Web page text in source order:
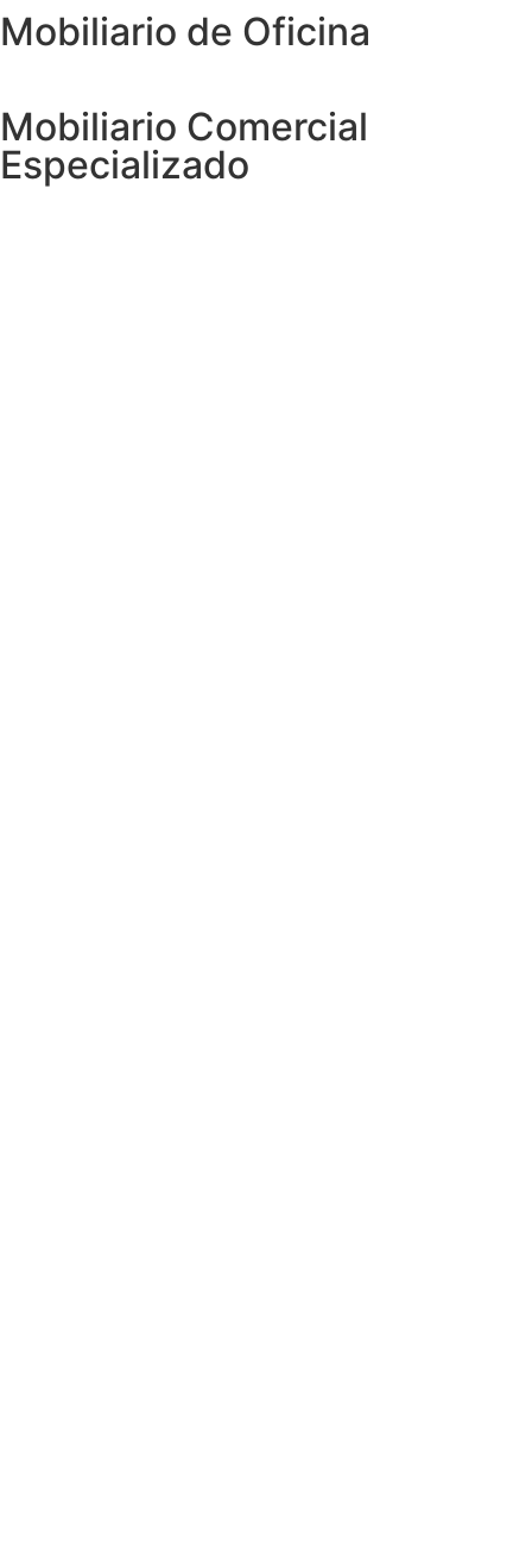
Mobiliario de Oficina
Mobiliario Comercial
Especializado